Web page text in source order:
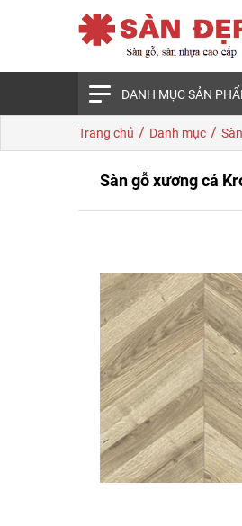
DANH MỤC SẢN
Trang chủ / Danh mục /
Sàn gỗ xương cá